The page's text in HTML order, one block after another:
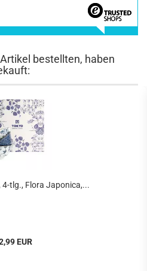
bestellten, haben
4-tlg., Flora Japonica,...
EUR